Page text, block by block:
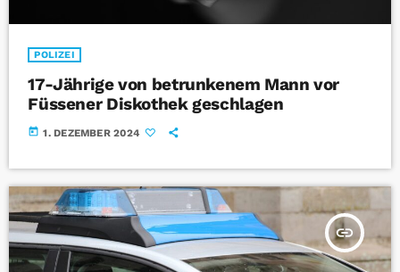
POLIZEI
17-Jährige von betrunkenem Mann vor
Füssener Diskothek geschlagen
today 1. DEZEMBER 2024
insert_link